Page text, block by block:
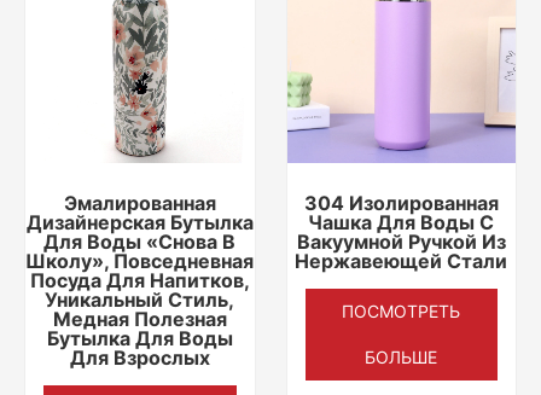
Эмалированная
Дизайнерская Бутылка
Для Воды «Снова В
Школу», Повседневная
Посуда Для Напитков,
Уникальный Стиль,
Медная Полезная
Бутылка Для Воды
Для Взрослых
304 Изолированная
Чашка Для Воды С
Вакуумной Ручкой Из
Нержавеющей Стали
ПОСМОТРЕТЬ
БОЛЬШЕ